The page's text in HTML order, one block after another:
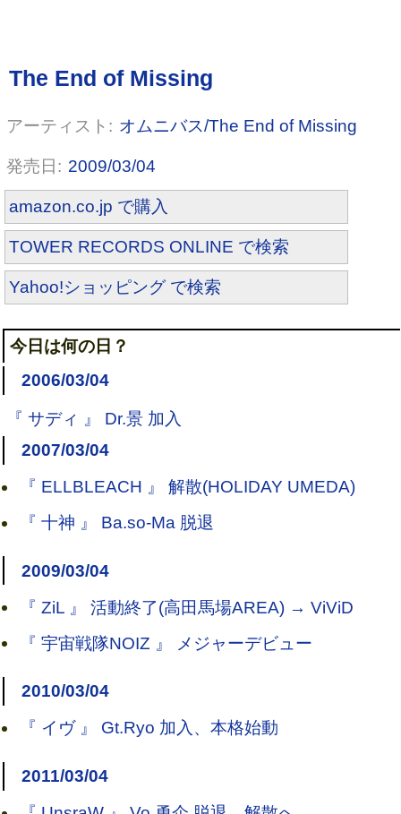
オムニバス/The End of Missing
2009/03/04
amazon.co.jp で購入
TOWER RECORDS ONLINE で検索
Yahoo!ショッピング で検索
今日は何の日？
2006/03/04
『 サディ 』 Dr.景 加入
2007/03/04
『 ELLBLEACH 』 解散(HOLIDAY UMEDA)
『 十神 』 Ba.so-Ma 脱退
2009/03/04
『 ZiL 』 活動終了(高田馬場AREA) → ViViD
『 宇宙戦隊NOIZ 』 メジャーデビュー
2010/03/04
『 イヴ 』 Gt.Ryo 加入、本格始動
2011/03/04